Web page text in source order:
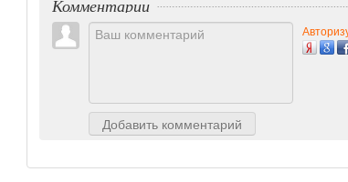
Комментарии
Добавить комментарий